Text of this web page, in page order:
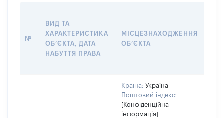
№
ВИД ТА
ХАРАКТЕРИСТИКА
ОБʼЄКТА, ДАТА
НАБУТТЯ ПРАВА
МІСЦЕЗНАХОДЖЕННЯ
ОБʼЄКТА
Країна: Україна
Поштовий індекс:
[Конфіденційна
інформація]